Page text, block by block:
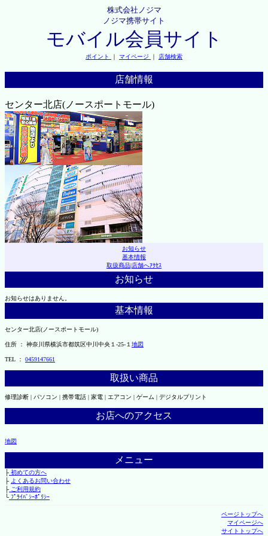
株式会社ノジマ
ノジマ携帯サイト
モバイル会員サイト
ポイント ｜ マイページ ｜ 店舗検索
店舗情報
センター北店(ノースポートモール)
お知らせ
基本情報
取扱商品|店舗へｱｸｾｽ
お知らせ
お知らせはありません。
基本情報
センター北店(ノースポートモール)
住所 ： 神奈川県横浜市都筑区中川中央１-25-１ 地図
TEL ： 0459147661
取扱い商品
修理診断 | パソコン | 携帯電話 | 家電 | エアコン | ゲーム | デジタルプリント
お店へのアクセス
地図
メニュー
├初めての方へ
├ よくあるお問い合わせ
├ご利用規約
└ﾌﾟﾗｲﾊﾞｼｰﾎﾟﾘｼｰ
ページトップへ
マイページへ
サイトトップへ